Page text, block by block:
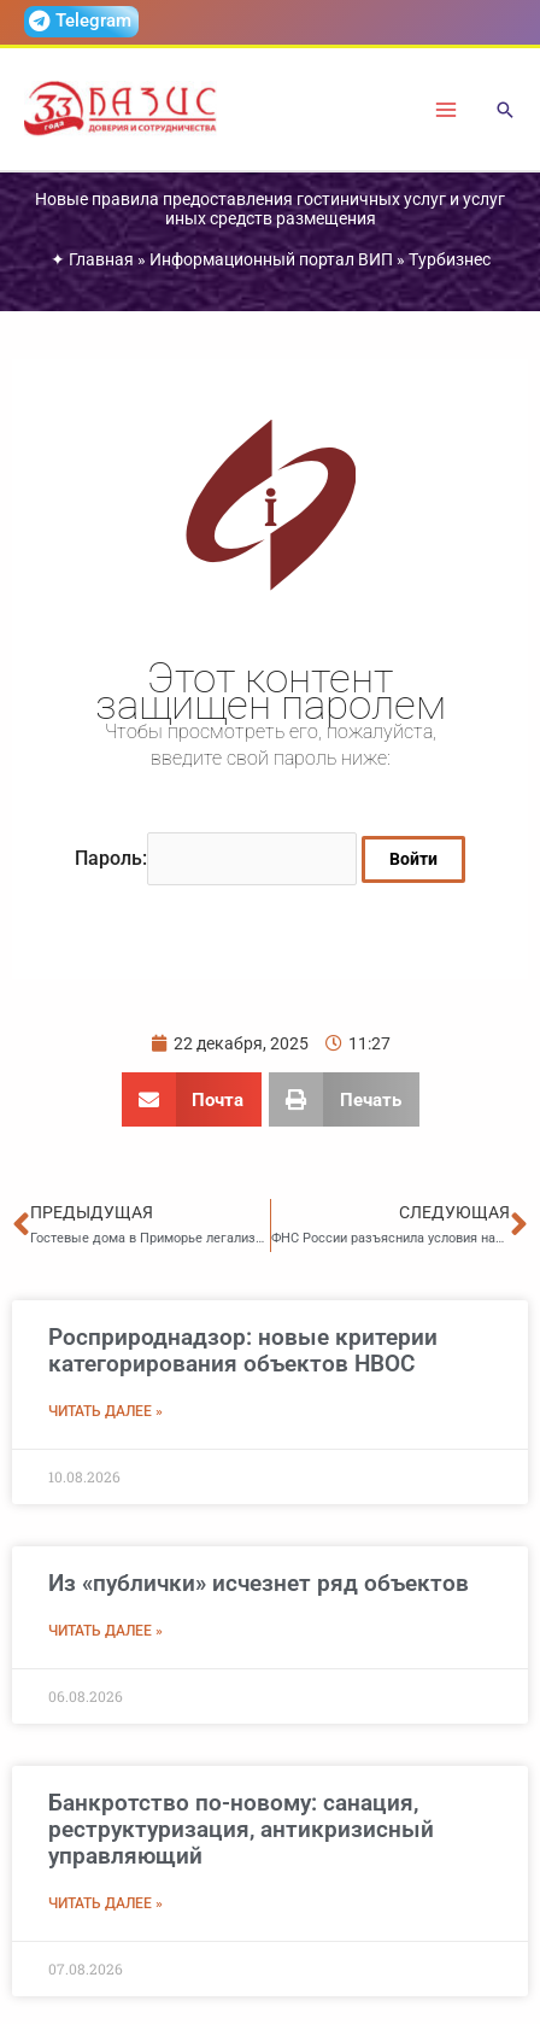
ПерейтиTelegram
Новые правила предоставления гостиничных услуг и услуг
иных средств размещения
✦ Главная » Информационный портал ВИП »Турбизнес
Этот контент
защищен паролем
Чтобы просмотреть его, пожалуйста,
введите свой пароль ниже:
Пароль:
22 декабря, 2025 11:27
Почта Печать
Пред
ПРЕДЫДУЩАЯ
Гостевые дома в Приморье легализуют: пока в экспериментальном режиме
СЛЕДУЮЩАЯ
ФНС России разъяснила условия налогообложения земельных участков, занятых гостевыми домами
Росприроднадзор: новые критерии
категорирования объектов НВОС
ЧИТАТЬ ДАЛЕЕ »
10.08.2026
Из «публички» исчезнет ряд объектов
ЧИТАТЬ ДАЛЕЕ »
06.08.2026
Банкротство по-новому: санация,
реструктуризация, антикризисный
управляющий
ЧИТАТЬ ДАЛЕЕ »
07.08.2026